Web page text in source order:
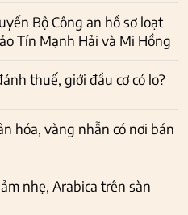
Bộ Công an hồ sơ loạt
Tín Mạnh Hải và Mi Hồng
thuế, giới đầu cơ có lo?
hóa, vàng nhẫn có nơi bán
nhẹ, Arabica trên sàn